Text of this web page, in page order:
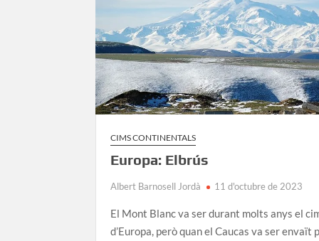
CIMS CONTINENTALS
Europa: Elbrús
Albert Barnosell Jordà 11 d'octubre de 2023
El Mont Blanc va ser durant molts anys el
d’Europa, però quan el Caucas va ser envaït